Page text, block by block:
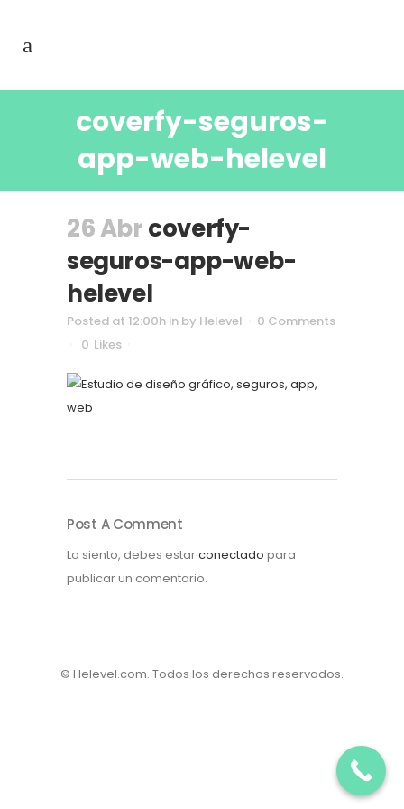
coverfy-seguros-
app-web-helevel
26 Abrcoverfy-
seguros-app-web-
helevel
Posted at 12:00h in by Helevel
0 Comments
0 Likes
Post A Comment
Lo siento, debes estarconectado para
publicar un comentario.
© Helevel.com. Todos los derechos reservados.